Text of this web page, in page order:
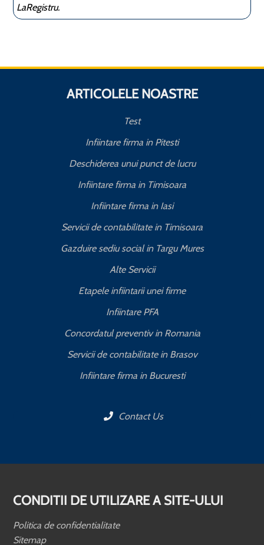
LaRegistru.
ARTICOLELE NOASTRE
Test
Infiintare firma in Pitesti
Deschiderea unui punct de lucru
Infiintare firma in Timisoara
Infiintare firma in Iasi
Servicii de contabilitate in Timisoara
Gazduire sediu social in Targu Mures
Alte Servicii
Etapele infiintarii unei firme
Infiintare PFA
Concordatul preventiv in Romania
Servicii de contabilitate in Brasov
Infiintare firma in Bucuresti
Contact Us
CONDITII DE UTILIZARE A SITE-ULUI
Politica de confidentialitate
Sitemap